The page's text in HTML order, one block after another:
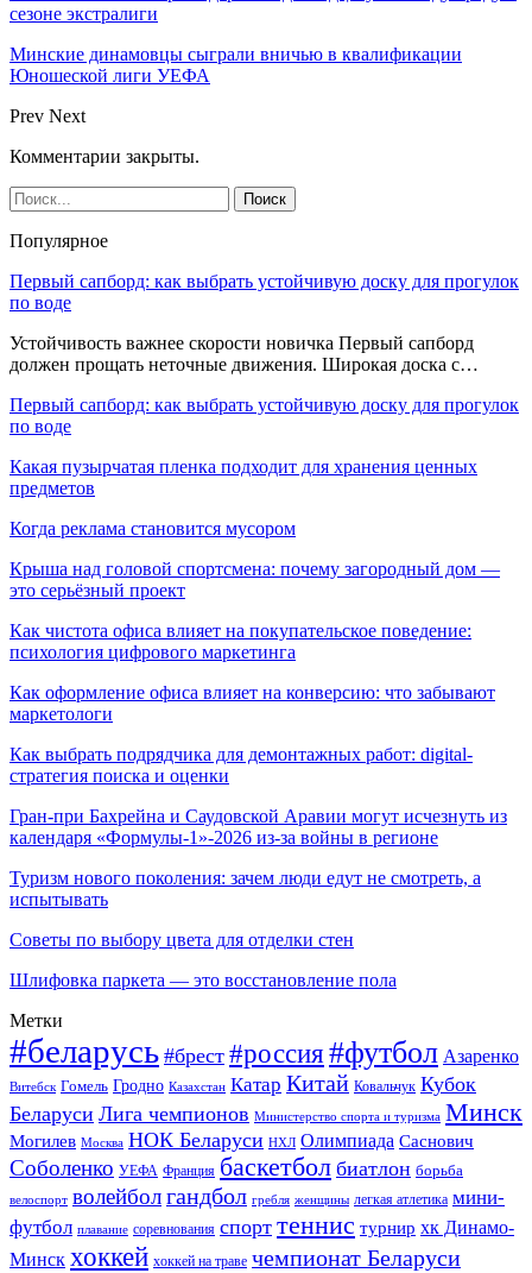
сезоне экстралиги
Минские динамовцы сыграли вничью в квалификации
Юношеской лиги УЕФА
Prev Next
Комментарии закрыты.
Популярное
Первый сапборд: как выбрать устойчивую доску для прогулок
по воде
Устойчивость важнее скорости новичка Первый сапборд
должен прощать неточные движения. Широкая доска с…
Первый сапборд: как выбрать устойчивую доску для прогулок
по воде
Какая пузырчатая пленка подходит для хранения ценных
предметов
Когда реклама становится мусором
Крыша над головой спортсмена: почему загородный дом —
это серьёзный проект
Как чистота офиса влияет на покупательское поведение:
психология цифрового маркетинга
Как оформление офиса влияет на конверсию: что забывают
маркетологи
Как выбрать подрядчика для демонтажных работ: digital-
стратегия поиска и оценки
Гран-при Бахрейна и Саудовской Аравии могут исчезнуть из
календаря «Формулы-1»-2026 из-за войны в регионе
Туризм нового поколения: зачем люди едут не смотреть, а
испытывать
Советы по выбору цвета для отделки стен
Шлифовка паркета — это восстановление пола
Метки
#беларусь #брест #россия#футбол Азаренко
Витебск Гомель Гродно Казахстан Катар Китай Ковальчук Кубок
Беларуси Лига чемпионов Министерство спорта и туризма Минск
Могилев Москва НОК Беларуси НХЛ Олимпиада Саснович
Соболенко УЕФА Франция баскетбол биатлон борьба
велоспорт волейболгандбол гребля женщины легкая атлетика мини-
футбол плавание соревнования спорт теннис турнир хк Динамо-
Минск хоккей хоккей на траве чемпионат Беларуси